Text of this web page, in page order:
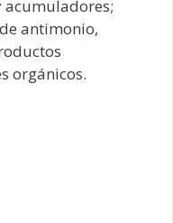
acumuladores;
antimonio,
orgánicos.